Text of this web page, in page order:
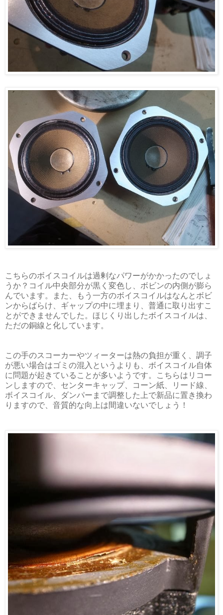
こちらのボイスコイルは過剰なパワーがかかったのでしょ
うか？コイル中央部分が黒く変色し、ボビンの内側が膨ら
んでいます。また、もう一方のボイスコイルはなんとボビ
ンからばらけ、ギャップの中に埋まり、普通に取り出すこ
とができませんでした。ほじくり出したボイスコイルは、
ただの銅線と化しています。
この手のスコーカーやツィーターは熱の負担が重く、調子
が悪い場合はゴミの混入というよりも、ボイスコイル自体
に問題が起きていることが多いようです。こちらはリコー
ンしますので、センターキャップ、コーン紙、リード線、
ボイスコイル、ダンパーまで調整した上で新品に置き換わ
りますので、音質的な向上は間違いないでしょう！